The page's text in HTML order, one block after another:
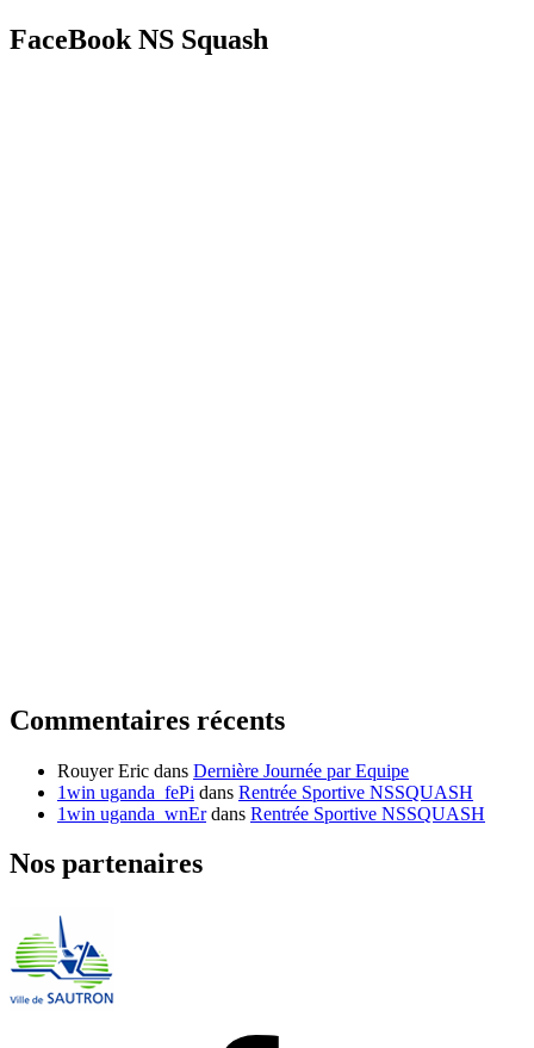
FaceBook NS Squash
Commentaires récents
Rouyer Eric dans Dernière Journée par Equipe
1win uganda_fePi dans Rentrée Sportive NSSQUASH
1win uganda_wnErdans Rentrée Sportive NSSQUASH
Nos partenaires